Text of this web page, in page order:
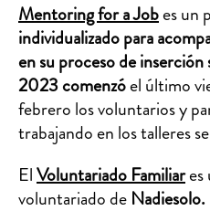
Mentoring for a Jobes un
individualizado para
en su proceso de inserción
2023 comenzóel último
febrero los voluntarios y
trabajando en los talleres
ElVoluntariado Familiares
voluntariado de